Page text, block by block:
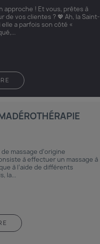
approche ! Et vous, prêtes à
vos clientes ? 💖 Ah, la Saint-
a parfois son côté «
massage d’origine
à effectuer un massage à
à l’aide de différents
la...